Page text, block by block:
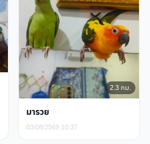
2.3 กม.
มารวย
03/08/2569 10:37